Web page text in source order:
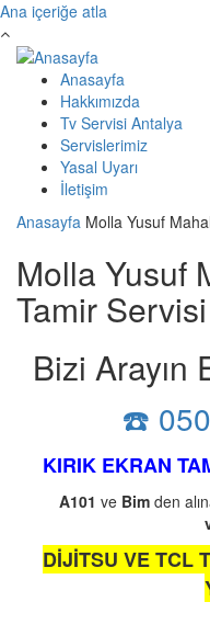
Ana içeriğe atla
Anasayfa
Hakkımızda
Tv Servisi Antalya
Servislerimiz
Yasal Uyarı
İletişim
Anasayfa Molla Yusuf
Molla Yusuf
Tamir Servisi
Bizi Arayın
☎️
KIRIK EKRAN
A101 ve Bimden
DİJİTSU VE TCL